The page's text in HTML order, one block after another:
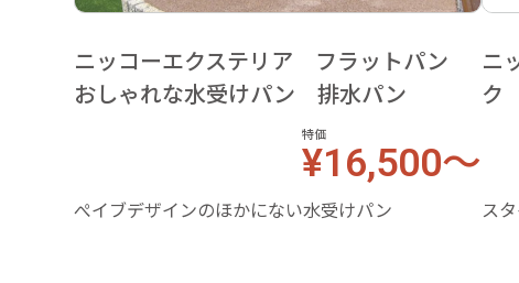
ニッコーエクステリア フラットパン
おしゃれな水受けパン 排水パン
特価
¥16,500～
ぺイブデザインのほかにない水受けパン
ニ
ク
ス